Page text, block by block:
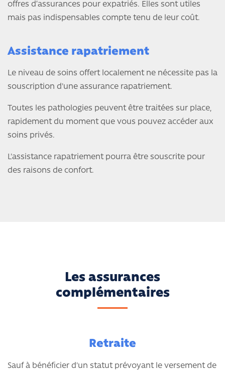
offres d’assurances pour expatriés. Elles sont utiles
mais pas indispensables compte tenu de leur coût.
Assistance rapatriement
Le niveau de soins offert localement ne nécessite pas la
souscription d'une assurance rapatriement.
Toutes les pathologies peuvent être traitées sur place,
rapidement du moment que vous pouvez accéder aux
soins privés.
L'assistance rapatriement pourra être souscrite pour
des raisons de confort.
Les assurances
complémentaires
Retraite
Sauf à bénéficier d'un statut prévoyant le versement de